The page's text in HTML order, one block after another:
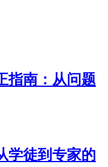
指南：从问题
学徒到专家的